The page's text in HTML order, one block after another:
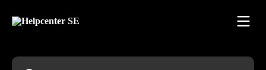
Sök bland våra artiklar …